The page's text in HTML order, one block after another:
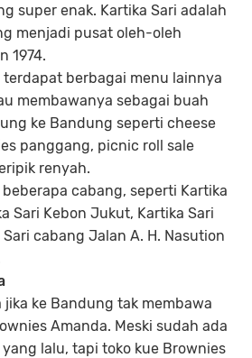
super enak. Kartika Sari adalah
menjadi pusat oleh-oleh
1974.
berbagai menu lainnya
membawanya sebagai buah
ke Bandung seperti cheese
panggang, picnic roll sale
renyah.
cabang, seperti Kartika
Sari Kebon Jukut, Kartika Sari
cabang Jalan A. H. Nasution
jika ke Bandung tak membawa
Amanda. Meski sudah ada
lalu, tapi toko kue Brownies